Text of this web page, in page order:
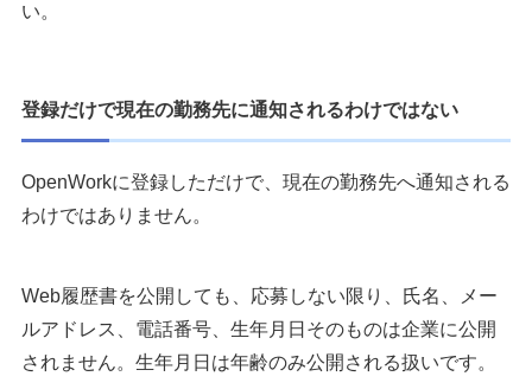
い。
登録だけで現在の勤務先に通知されるわけではない
OpenWorkに登録しただけで、現在の勤務先へ通知される
わけではありません。
Web履歴書を公開しても、応募しない限り、氏名、メー
ルアドレス、電話番号、生年月日そのものは企業に公開
されません。生年月日は年齢のみ公開される扱いです。